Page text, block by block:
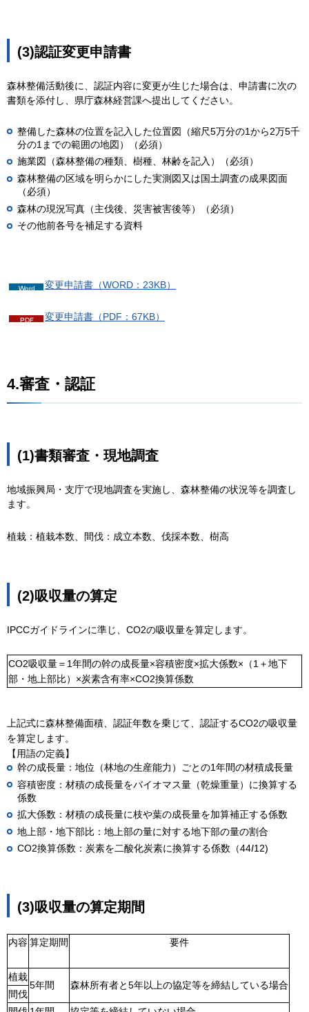
(3)認証変更申請書
森林整備活動後に、認証内容に変更が生じた場合は、申請書に次の
書類を添付し、県庁森林経営課へ提出してください。
整備した森林の位置を記入した位置図（縮尺5万分の1から2万5千
分の1までの範囲の地図）（必須）
施業図（森林整備の種類、樹種、林齢を記入）（必須）
森林整備の区域を明らかにした実測図又は国土調査の成果図面
（必須）
森林の現況写真（主伐後、災害被害後等）（必須）
その他前各号を補足する資料
変更申請書（WORD：23KB）
変更申請書（PDF：67KB）
4.審査・認証
(1)書類審査・現地調査
地域振興局・支庁で現地調査を実施し、森林整備の状況等を調査し
ます。
植栽：植栽本数、間伐：成立本数、伐採本数、樹高
(2)吸収量の算定
IPCCガイドラインに準じ、CO2の吸収量を算定します。
CO2吸収量＝1年間の幹の成長量×容積密度×拡大係数×（1＋地下
部・地上部比）×炭素含有率×CO2換算係数
上記式に森林整備面積、認証年数を乗じて、認証するCO2の吸収量
を算定します。
【用語の定義】
幹の成長量：地位（林地の生産能力）ごとの1年間の材積成長量
容積密度：材積の成長量をバイオマス量（乾燥重量）に換算する
係数
拡大係数：材積の成長量に枝や葉の成長量を加算補正する係数
地上部・地下部比：地上部の量に対する地下部の量の割合
CO2換算係数：炭素を二酸化炭素に換算する係数（44I12)
(3)吸収量の算定期間
内容 算定期間 要件
植栽
5年間
森林所有者と5年以上の協定等を締結している場合
間伐